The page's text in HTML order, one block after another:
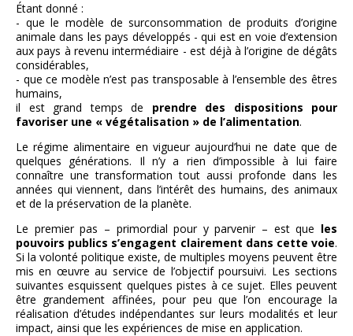
Étant donné :
- que le modèle de surconsommation de produits d’origine
animale dans les pays développés - qui est en voie d’extension
aux pays à revenu intermédiaire - est déjà à l’origine de dégâts
considérables,
- que ce modèle n’est pas transposable à l’ensemble des êtres
humains,
il est grand temps de prendre des dispositions pour
favoriser une « végétalisation » de l’alimentation.
Le régime alimentaire en vigueur aujourd’hui ne date que de
quelques générations. Il n’y a rien d’impossible à lui faire
connaître une transformation tout aussi profonde dans les
années qui viennent, dans l’intérêt des humains, des animaux
et de la préservation de la planète.
Le premier pas – primordial pour y parvenir – est que les
pouvoirs publics s’engagent clairement dans cette voie.
Si la volonté politique existe, de multiples moyens peuvent être
mis en œuvre au service de l’objectif poursuivi. Les sections
suivantes esquissent quelques pistes à ce sujet. Elles peuvent
être grandement affinées, pour peu que l’on encourage la
réalisation d’études indépendantes sur leurs modalités et leur
impact, ainsi que les expériences de mise en application.